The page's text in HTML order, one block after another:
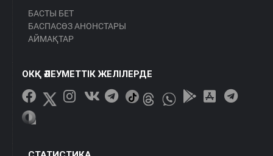
БАСТЫ БЕТ
БАСПАСӨЗ АНОНСТАРЫ
АЙМАҚТАР
ОКҚ ӘЛЕУМЕТТІК ЖЕЛІЛЕРДЕ